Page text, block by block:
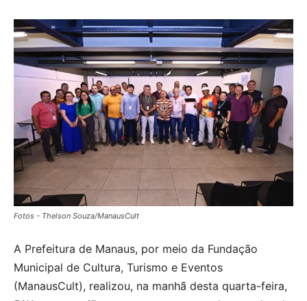
Fotos - Thelson Souza/ManausCult
A Prefeitura de Manaus, por meio da Fundação
Municipal de Cultura, Turismo e Eventos
(ManausCult), realizou, na manhã desta quarta-feira,